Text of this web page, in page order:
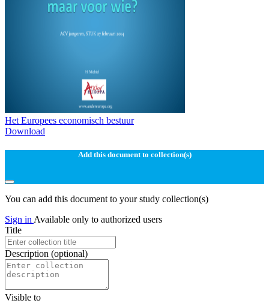
Het Europees economisch bestuur
Download
Add this document to collection(s)
You can add this document to your study collection(s)
Sign in Available only to authorized users
Title
Description (optional)
Visible to